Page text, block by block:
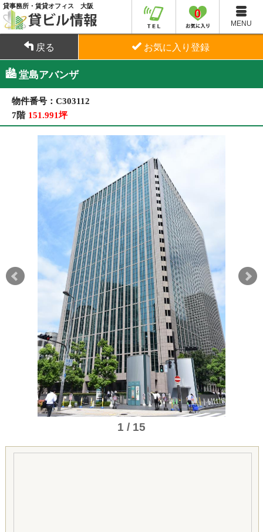
貸事務所・賃貸オフィス 大阪
MENU
0
戻る お気に入り登録
堂島アバンザ
物件番号：C303112
7階 151.991坪
1 / 15